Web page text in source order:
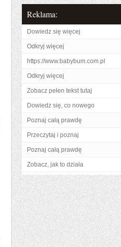
Reklama:
Dowiedz się więcej
Odkryj więcej
https://www.babybum.com.pl
Odkryj więcej
Zobacz pełen tekst tutaj
Dowiedz się, co nowego
Poznaj całą prawdę
Przeczytaj i poznaj
Poznaj całą prawdę
Zobacz, jak to działa